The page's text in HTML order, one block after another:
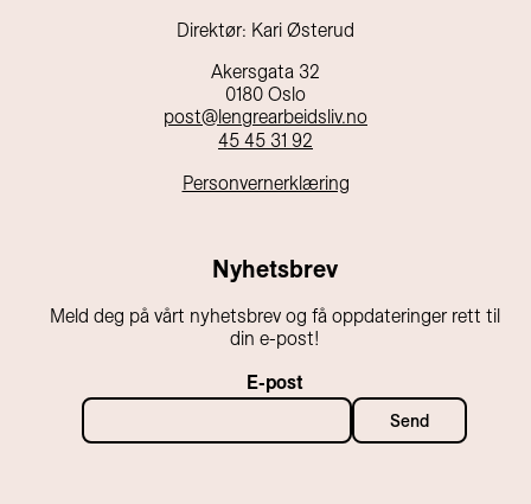
Direktør: Kari Østerud
Akersgata 32
0180 Oslo
post@lengrearbeidsliv.no
45 45 31 92
Personvernerklæring
Nyhetsbrev
Meld deg på vårt nyhetsbrev og få oppdateringer rett til
din e-post!
E-post
Send